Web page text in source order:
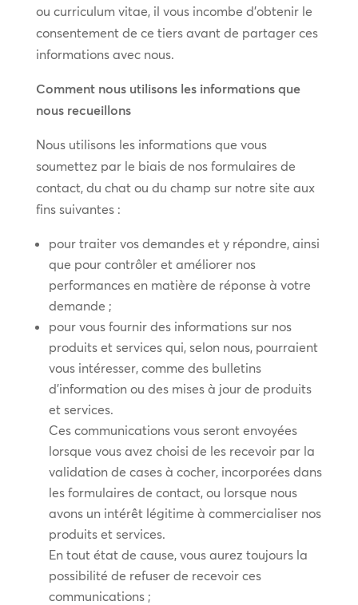
ou curriculum vitae, il vous incombe d’obtenir le
consentement de ce tiers avant de partager ces
informations avec nous.
Comment nous utilisons les informations que
nous recueillons
Nous utilisons les informations que vous
soumettez par le biais de nos formulaires de
contact, du chat ou du champ sur notre site aux
fins suivantes :
pour traiter vos demandes et y répondre, ainsi
que pour contrôler et améliorer nos
performances en matière de réponse à votre
demande ;
pour vous fournir des informations sur nos
produits et services qui, selon nous, pourraient
vous intéresser, comme des bulletins
d’information ou des mises à jour de produits
et services.
Ces communications vous seront envoyées
lorsque vous avez choisi de les recevoir par la
validation de cases à cocher, incorporées dans
les formulaires de contact, ou lorsque nous
avons un intérêt légitime à commercialiser nos
produits et services.
En tout état de cause, vous aurez toujours la
possibilité de refuser de recevoir ces
communications ;